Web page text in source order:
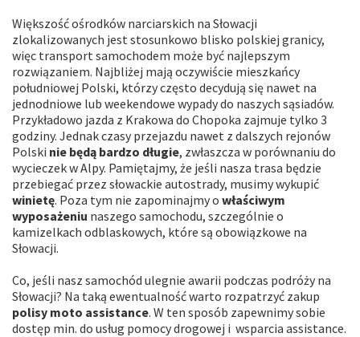
Większość ośrodków narciarskich na Słowacji
zlokalizowanych jest stosunkowo blisko polskiej granicy,
więc transport samochodem może być najlepszym
rozwiązaniem. Najbliżej mają oczywiście mieszkańcy
południowej Polski, którzy często decydują się nawet na
jednodniowe lub weekendowe wypady do naszych sąsiadów.
Przykładowo jazda z Krakowa do Chopoka zajmuje tylko 3
godziny. Jednak czasy przejazdu nawet z dalszych rejonów
Polski nie będą bardzo długie, zwłaszcza w porównaniu do
wycieczek w Alpy. Pamiętajmy, że jeśli nasza trasa będzie
przebiegać przez słowackie autostrady, musimy wykupić
winietę. Poza tym nie zapominajmy o właściwym
wyposażeniu naszego samochodu, szczególnie o
kamizelkach odblaskowych, które są obowiązkowe na
Słowacji.
Co, jeśli nasz samochód ulegnie awarii podczas podróży na
Słowacji? Na taką ewentualność warto rozpatrzyć zakup
polisy moto assistance. W ten sposób zapewnimy sobie
dostęp min. do usług pomocy drogowej i wsparcia assistance.